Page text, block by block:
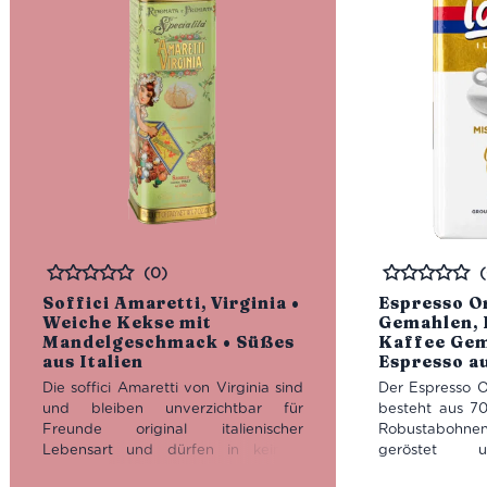
Soffici Amaretti, Virginia •
Weiche Kekse mit
Mandelgeschmack • Süßes
aus Italien
Bewertet
(0)
Die soffici Amaretti von Virginia sind
und bleiben unverzichtbar für
Freunde original italienischer
Lebensart und dürfen in keinem
Espresso
Gemahlen,
Kaffee
Espresso
Bewertet
Der Espresso
besteht aus
geröstet